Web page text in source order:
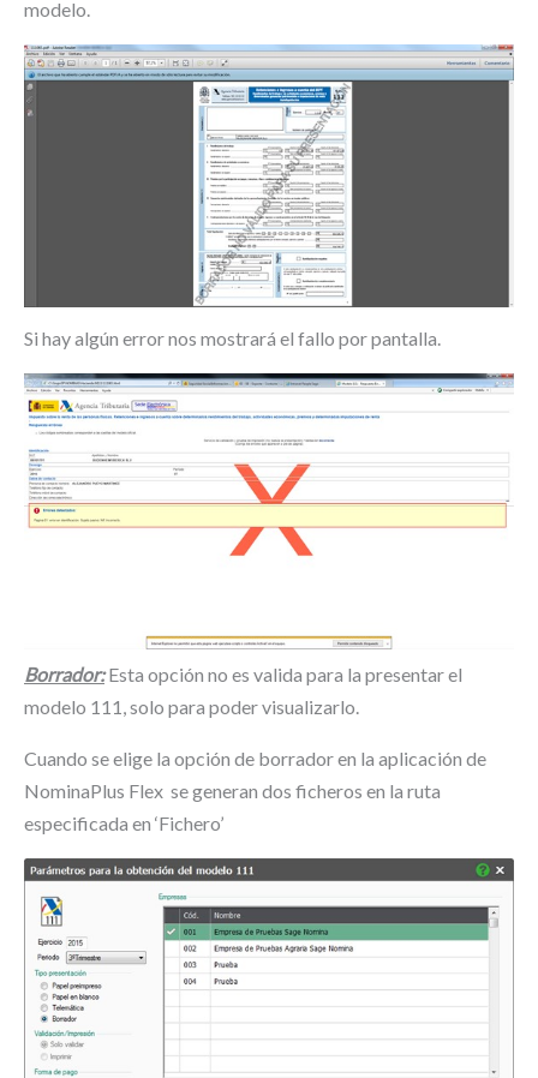
modelo.
Si hay algún error nos mostrará el fallo por pantalla.
Borrador:Esta opción no es valida para la presentar el
modelo 111, solo para poder visualizarlo.
Cuando se elige la opción de borrador en la aplicación de
NominaPlus Flex se generan dos ficheros en la ruta
especificada en ‘Fichero’